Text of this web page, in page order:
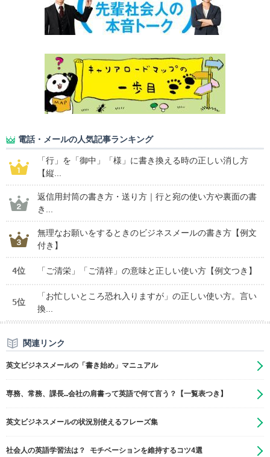
電話・メールの人気記事ランキング
「行」を「御中」「様」に書き換える時の正しい消し方
【縦...
返信用封筒の書き方・送り方｜行と宛の使い方や裏面の書
き...
無理なお願いをするときのビジネスメールの書き方【例文
付き】
4位 「ご清栄」「ご清祥」の意味と正しい使い方【例文つき】
5位
「お忙しいところ恐れ入りますが」の正しい使い方。言い
換...
関連リンク
英文ビジネスメールの「書き始め」マニュアル
専務、常務、課長…会社の肩書って英語で何て言う？【一覧表つき】
英文ビジネスメールの状況別使えるフレーズ集
社会人の英語学習法は？ モチベーションを維持するコツ4選